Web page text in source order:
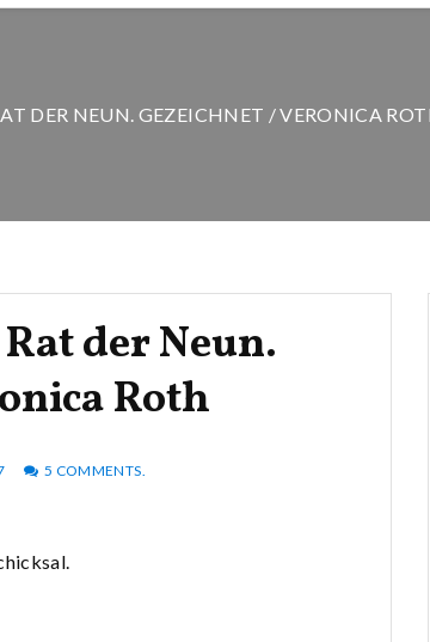
DER NEUN. GEZEICHNET / VERONICA
der Neun.
Roth
5 COMMENTS.